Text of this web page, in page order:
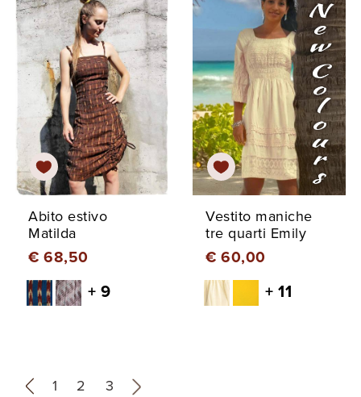
Abito estivo
Matilda
€ 68,50
+ 9
Vestito maniche
tre quarti Emily
€ 60,00
+ 11
« 1 2 3 »